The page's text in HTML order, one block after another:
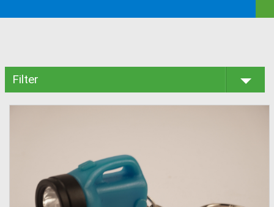
Filter